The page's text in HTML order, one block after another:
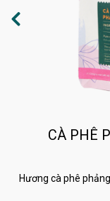
CÀ PHÊ
Hương cà phê